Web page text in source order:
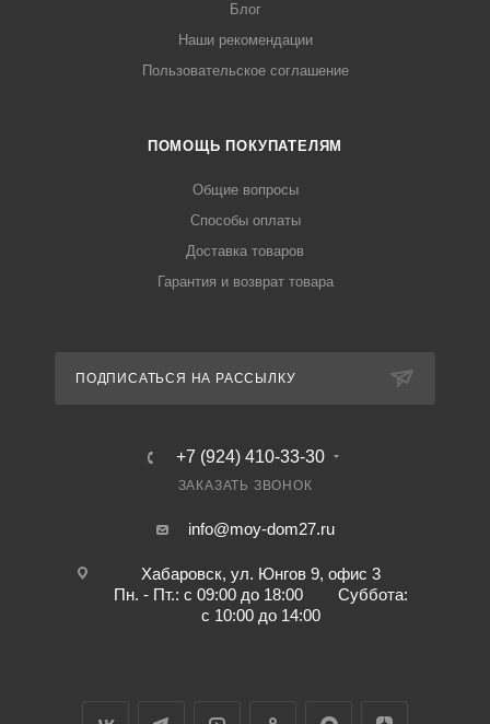
Блог
Наши рекомендации
Пользовательское соглашение
ПОМОЩЬ ПОКУПАТЕЛЯМ
Общие вопросы
Способы оплаты
Доставка товаров
Гарантия и возврат товара
ПОДПИСАТЬСЯ НА РАССЫЛКУ
+7 (924) 410-33-30
ЗАКАЗАТЬ ЗВОНОК
info@moy-dom27.ru
Хабаровск, ул. Юнгов 9, офис 3
Пн. - Пт.: с 09:00 до 18:00 Суббота:
с 10:00 до 14:00